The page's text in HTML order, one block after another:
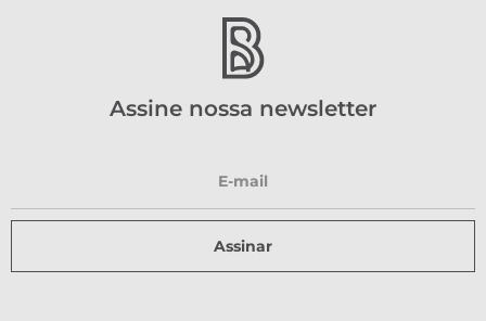
Assine nossa newsletter
Assinar